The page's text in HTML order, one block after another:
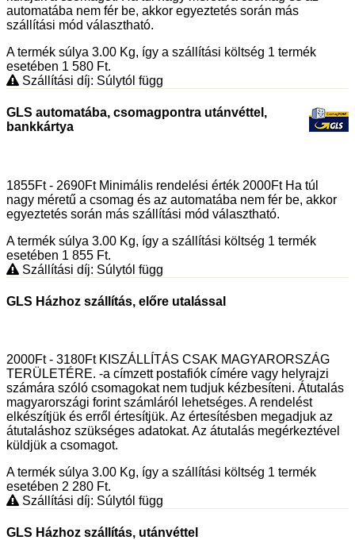
automatába nem fér be, akkor egyeztetés során más
szállítási mód választható.
A termék súlya 3.00 Kg, így a szállítási költség 1 termék
esetében 1 580 Ft.
Szállítási díj: Súlytól függ
GLS automatába, csomagpontra utánvéttel,
bankkártya
1855Ft - 2690Ft Minimális rendelési érték 2000Ft Ha túl
nagy méretű a csomag és az automatába nem fér be, akkor
egyeztetés során más szállítási mód választható.
A termék súlya 3.00 Kg, így a szállítási költség 1 termék
esetében 1 855 Ft.
Szállítási díj: Súlytól függ
GLS Házhoz szállítás, előre utalással
2000Ft - 3180Ft KISZÁLLÍTÁS CSAK MAGYARORSZÁG
TERÜLETÉRE. -a címzett postafiók címére vagy helyrajzi
számára szóló csomagokat nem tudjuk kézbesíteni. Átutalás
magyarországi forint számláról lehetséges. A rendelést
elkészítjük és erről értesítjük. Az értesítésben megadjuk az
átutaláshoz szükséges adatokat. Az átutalás megérkeztével
küldjük a csomagot.
A termék súlya 3.00 Kg, így a szállítási költség 1 termék
esetében 2 280 Ft.
Szállítási díj: Súlytól függ
GLS Házhoz szállítás, utánvéttel